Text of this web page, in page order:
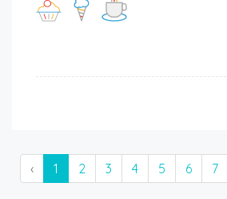
‹ 1 2 3 4 5 6 7